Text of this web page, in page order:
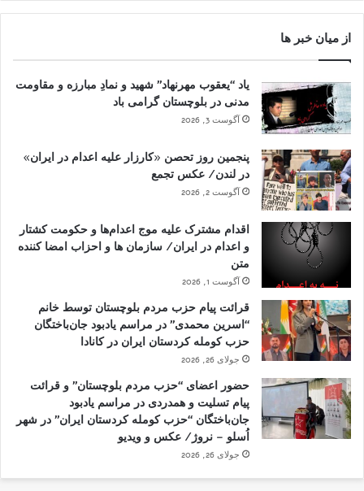
از میان خبر ها
یاد “یعقوب مهرنهاد” شهید و نمادِ مبارزه و مقاومت
مدنی در بلوچستان گرامی باد
آگوست 3, 2026
پنجمین روز تحصن «کارزار علیه اعدام در ایران»
در لندن/ عکس تجمع
آگوست 2, 2026
اقدام مشترک علیه موج اعدام‌ها و حکومت کشتار
و اعدام در ایران/ سازمان ها و احزاب امضا کننده
متن
آگوست 1, 2026
قرائت پیام حزب مردم بلوچستان توسط خانم
“اسرین محمدی” در مراسم یادبود جان‌باختگان
حزب کومله کردستان ایران در کانادا
جولای 26, 2026
حضور اعضای “حزب مردم بلوچستان” و قرائت
پیام تسلیت و همدردی در مراسم یادبود
جان‌باختگان “حزب کومله کردستان ایران” در شهر
اُسلو – نروژ/ عکس و ویدیو
جولای 26, 2026